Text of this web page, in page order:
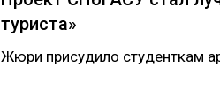
туриста»
Жюри присудило студенткам